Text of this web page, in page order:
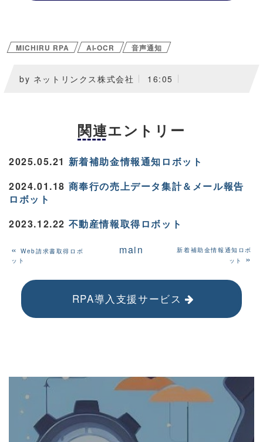
MICHIRU RPA AI-OCR 音声通知
by ネットリンクス株式会社 16:05
関連エントリー
2025.05.21 新着補助金情報通知ロボット
2024.01.18 商奉行の売上データ集計＆メール報告
ロボット
2023.12.22 不動産情報取得ロボット
«Web請求書取得ロボ
ット
main
新着補助金情報通知ロボ
ット
»
RPA導入支援サービス